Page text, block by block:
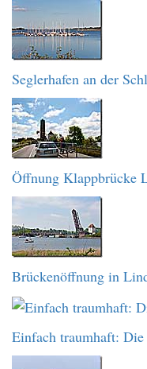
Seglerhafen an der
Öffnung Klappbrücke
Brückenöffnung in
Einfach traumhaft: